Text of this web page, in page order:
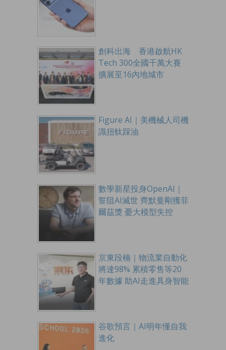
創科出海 香港啟航HK
Tech 300全國千萬大賽
擴展至16內地城市
Figure AI｜美機械人司機
識扭軚踩油
數學新星投身OpenAI｜
誓阻AI滅世 齊默曼剛獲菲
爾茲獎 憂大模型失控
京東段楠｜物流業自動化
將達98% 累積零售等20
年數據 助AI走進具身智能
谷歌預言｜AI明年懂自我
進化